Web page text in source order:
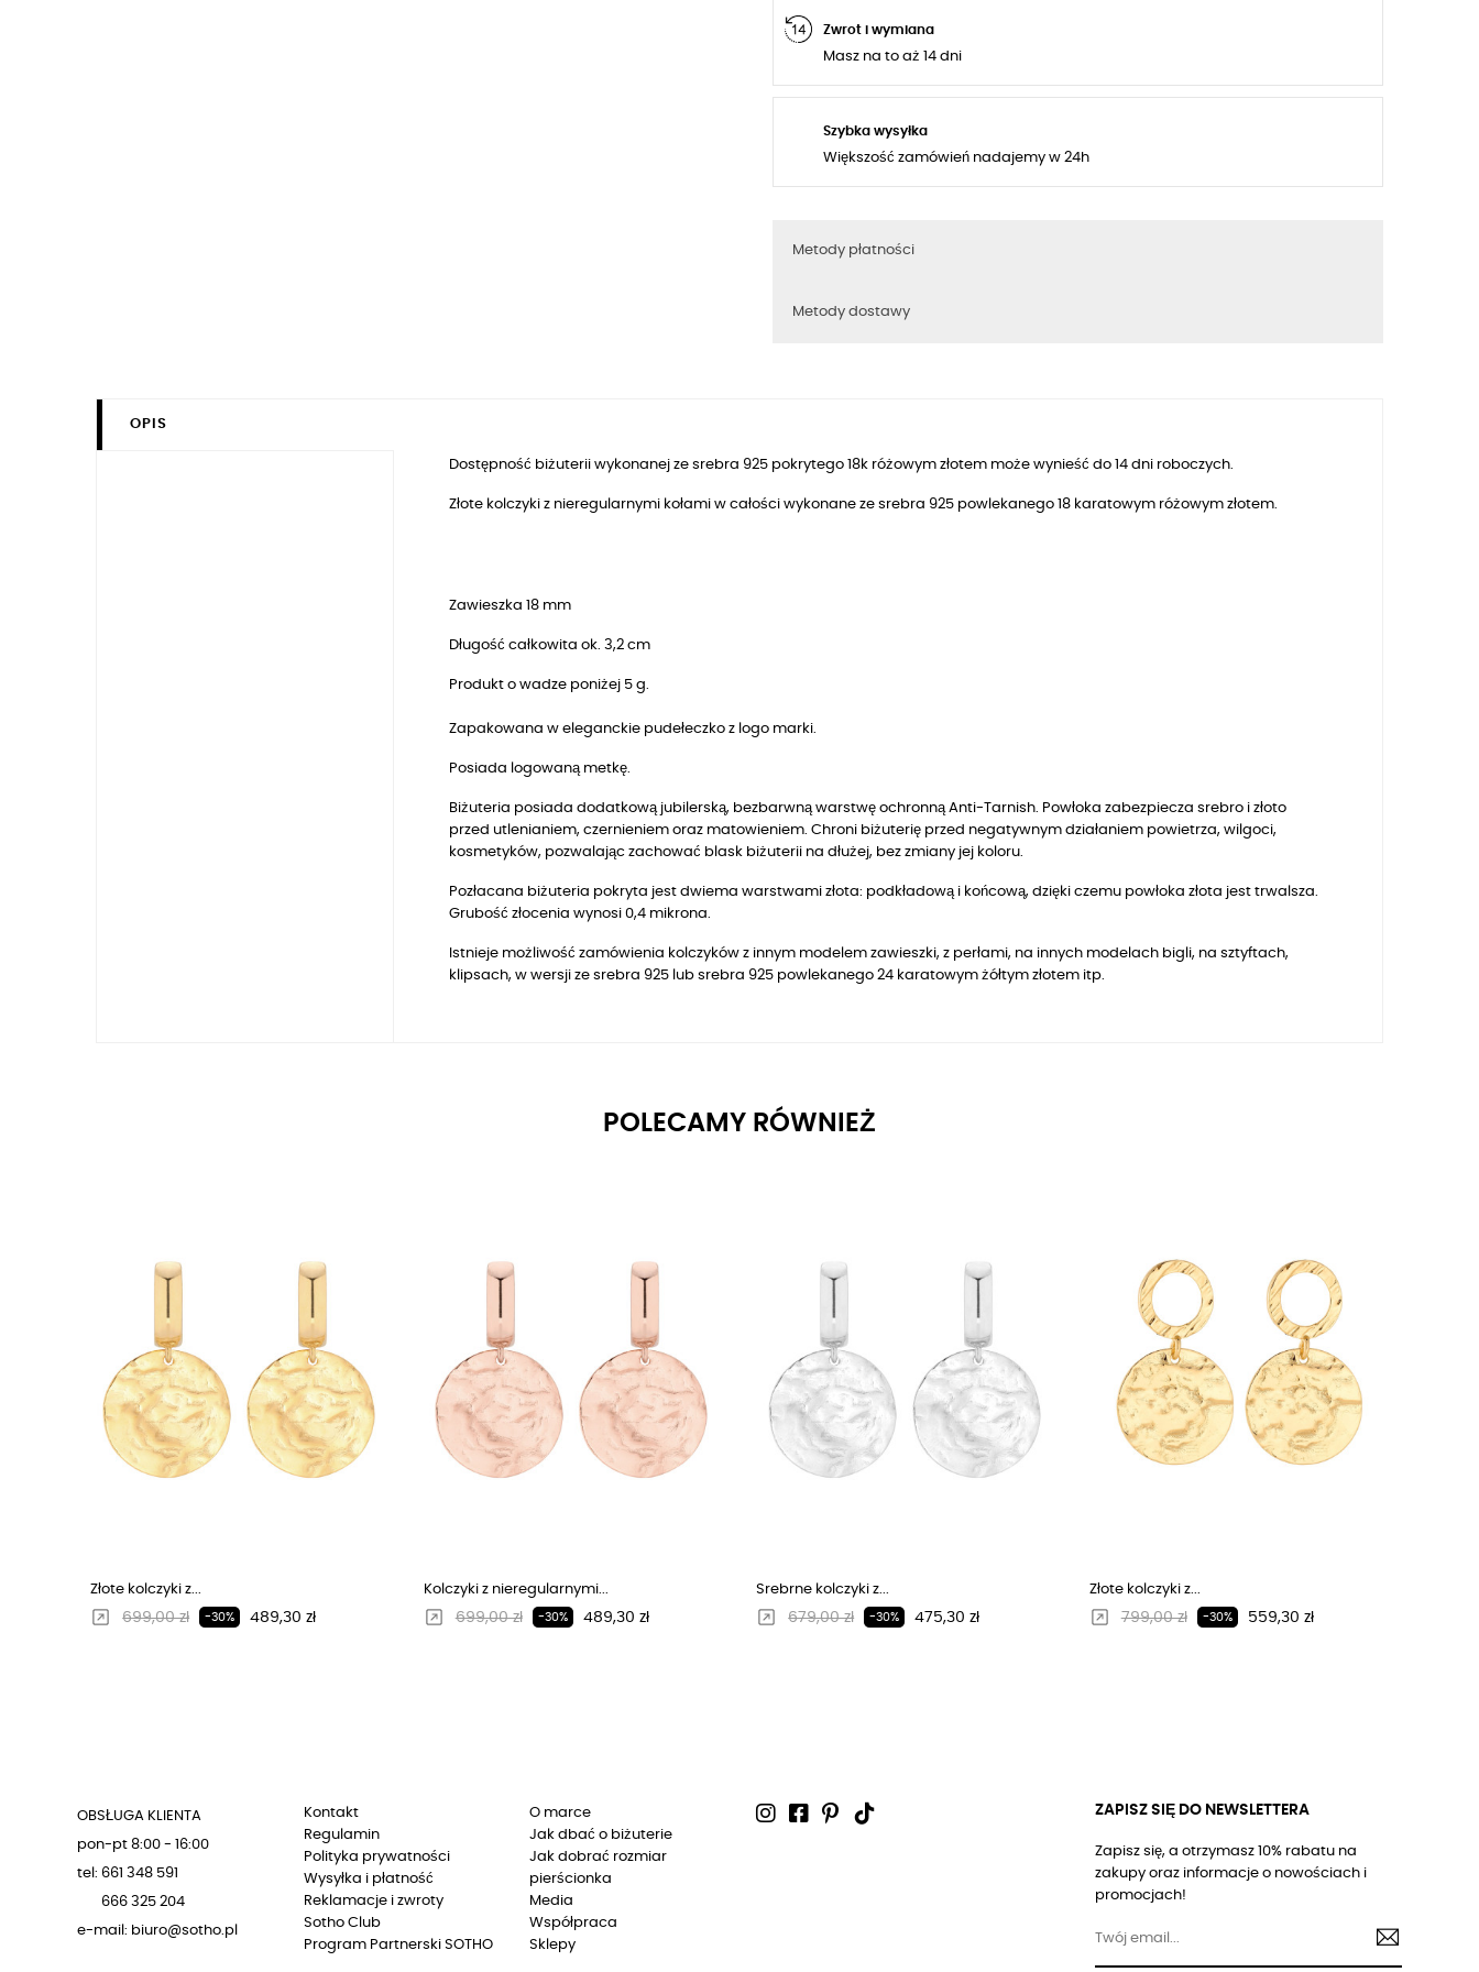
Zwrot i wymiana
Masz na to aż 14 dni
Szybka wysyłka
Większość zamówień nadajemy w 24h
Metody płatności
Metody dostawy
OPIS
Dostępność biżuterii wykonanej ze srebra 925 pokrytego 18k różowym złotem może wynieść do 14 dni roboczych.
Złote kolczyki z nieregularnymi kołami w całości wykonane ze srebra 925 powlekanego 18 karatowym różowym złotem.
Zawieszka 18 mm
Długość całkowita ok. 3,2 cm
Produkt o wadze poniżej 5 g.
Zapakowana w eleganckie pudełeczko z logo marki.
Posiada logowaną metkę.
Biżuteria posiada dodatkową jubilerską, bezbarwną warstwę ochronną Anti-Tarnish. Powłoka zabezpiecza srebro i złoto
przed utlenianiem, czernieniem oraz matowieniem. Chroni biżuterię przed negatywnym działaniem powietrza, wilgoci,
kosmetyków, pozwalając zachować blask biżuterii na dłużej, bez zmiany jej koloru.
Pozłacana biżuteria pokryta jest dwiema warstwami złota: podkładową i końcową, dzięki czemu powłoka złota jest trwalsza.
Grubość złocenia wynosi 0,4 mikrona.
Istnieje możliwość zamówienia kolczyków z innym modelem zawieszki, z perłami, na innych modelach bigli, na sztyftach,
klipsach, w wersji ze srebra 925 lub srebra 925 powlekanego 24 karatowym żółtym złotem itp.
POLECAMY RÓWNIEŻ
Złote kolczyki z...
Regularna cena
699,00 zł -30% Cena
489,30 zł
Kolczyki z nieregularnymi...
Regularna cena
699,00 zł -30% Cena
489,30 zł
Srebrne kolczyki z...
Regularna cena
679,00 zł -30% Cena
475,30 zł
Złote kolczyki z...
Regularna cena
799,00 zł -30% Cena
559,30 zł
OBSŁUGA KLIENTA
pon-pt 8:00 - 16:00
tel: 661 348 591
666 325 204
e-mail: biuro@sotho.pl
Kontakt
Regulamin
Polityka prywatności
Wysyłka i płatność
Reklamacje i zwroty
Sotho Club
Program Partnerski SOTHO
O marce
Jak dbać o biżuterie
Jak dobrać rozmiar
pierścionka
Media
Współpraca
Sklepy
ZAPISZ SIĘ DO NEWSLETTERA
Zapisz się, a otrzymasz 10% rabatu na
zakupy oraz informacje o nowościach i
promocjach!